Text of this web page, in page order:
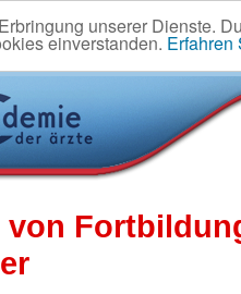
unserer Dienste.
einverstanden. Erfahren
von